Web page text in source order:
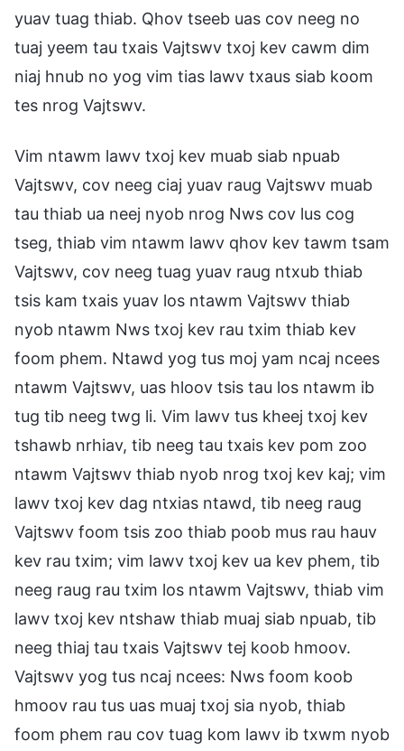
yuav tuag thiab. Qhov tseeb uas cov neeg no
tuaj yeem tau txais Vajtswv txoj kev cawm dim
niaj hnub no yog vim tias lawv txaus siab koom
tes nrog Vajtswv.
Vim ntawm lawv txoj kev muab siab npuab
Vajtswv, cov neeg ciaj yuav raug Vajtswv muab
tau thiab ua neej nyob nrog Nws cov lus cog
tseg, thiab vim ntawm lawv qhov kev tawm tsam
Vajtswv, cov neeg tuag yuav raug ntxub thiab
tsis kam txais yuav los ntawm Vajtswv thiab
nyob ntawm Nws txoj kev rau txim thiab kev
foom phem. Ntawd yog tus moj yam ncaj ncees
ntawm Vajtswv, uas hloov tsis tau los ntawm ib
tug tib neeg twg li. Vim lawv tus kheej txoj kev
tshawb nrhiav, tib neeg tau txais kev pom zoo
ntawm Vajtswv thiab nyob nrog txoj kev kaj; vim
lawv txoj kev dag ntxias ntawd, tib neeg raug
Vajtswv foom tsis zoo thiab poob mus rau hauv
kev rau txim; vim lawv txoj kev ua kev phem, tib
neeg raug rau txim los ntawm Vajtswv, thiab vim
lawv txoj kev ntshaw thiab muaj siab npuab, tib
neeg thiaj tau txais Vajtswv tej koob hmoov.
Vajtswv yog tus ncaj ncees: Nws foom koob
hmoov rau tus uas muaj txoj sia nyob, thiab
foom phem rau cov tuag kom lawv ib txwm nyob